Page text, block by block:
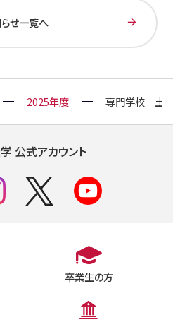
せ一覧へ
2025年度 専門学校 土屋
公式アカウント
卒業生の方